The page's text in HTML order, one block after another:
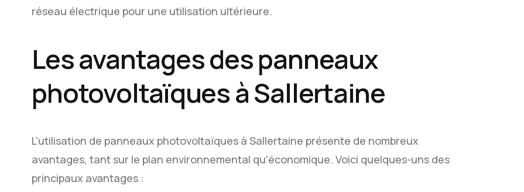
réseau électrique pour une utilisation ultérieure.
Les avantages des panneaux
photovoltaïques à Sallertaine
L'utilisation de panneaux photovoltaïques à Sallertaine présente de nombreux
avantages, tant sur le plan environnemental qu'économique. Voici quelques-uns des
principaux avantages :